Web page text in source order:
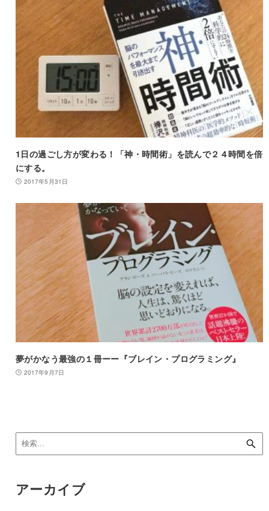
1日の過ごし方が変わる！「神・時間術」を読んで２４時間を倍
にする。
2017年5月31日
夢がかなう最強の１冊ーー『ブレイン・プログラミング』
2017年9月7日
アーカイブ